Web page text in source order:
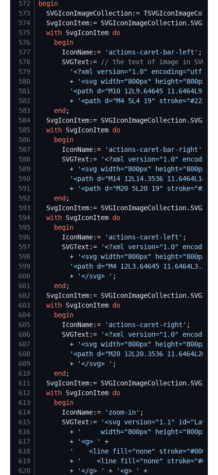
572
begin
573
SVGIconImageCollection:=
574
SvgIconItem:=
575
with SvgIconItem do
576
begin
577
      IconName:=
' actions-caret-bar-left '
578
      SVGText:=
// the text of image in SVG
579
'<?xml version="1.0" encoding="utf-
580
        +
'<svg width="800px"
581
'<path d="M10 12L9.64645
582
        +
'<path d="M4 5L4 19"
583
end
584
SvgIconItem:=
585
with SvgIconItem do
586
begin
587
      IconName:=
' actions-caret-bar-right '
588
      SVGText:=
'<?xml version="1.0"
589
        +
'<svg width="800px"
590
'<path d="M14 12L14.3536
591
        +
'<path d="M20 5L20 19"
592
end
593
SvgIconItem:=
594
with SvgIconItem do
595
begin
596
      IconName:=
' actions-caret-left '
597
      SVGText:=
'<?xml version="1.0"
598
        +
'<svg width="800px"
599
'<path d="M4 12L3.64645
600
        +
'</svg> '
601
end
602
SvgIconItem:=
603
with SvgIconItem do
604
begin
605
      IconName:=
' actions-caret-right '
606
      SVGText:=
'<?xml version="1.0"
607
        +
'<svg width="800px"
608
'<path d="M20 12L20.3536
609
        +
'</svg> '
610
end
611
SvgIconItem:=
612
with SvgIconItem do
613
begin
614
      IconName:=
' zoom-in'
615
      SVGText:=
'<svg version="1.1"
616
        +
'
width="800px" height="800px"
617
        +
'<g> '
618
'
<line fill="none"
619
        +
'
<line fill="none"
620
        +
'</g> ' + '<g> '